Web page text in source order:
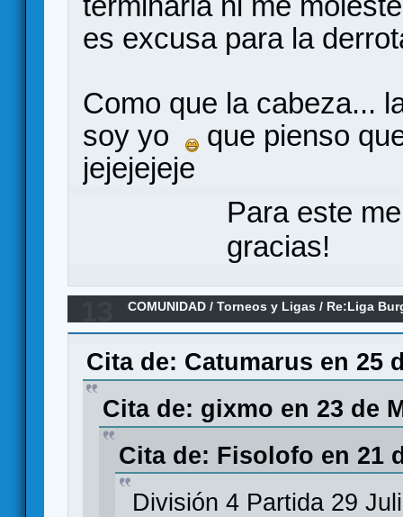
es excusa para la
Como que la cabeza...
soy yo
que pienso
jejejejeje
Para este
gracias!
COMUNIDAD /Torneos y Ligas / Re:Liga
Cita de: Catumarus en 25
Cita de: gixmo en 23 de
Cita de: Fisolofo en 21
División 4 Partida 29